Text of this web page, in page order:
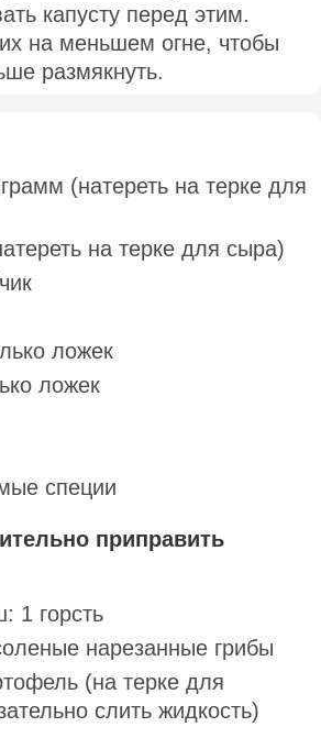
капусту перед этим.
на меньшем огне, чтобы
размякнуть.
(натереть на терке для
на терке для сыра)
ложек
ложек
специи
приправить
1 горсть
нарезанные грибы
(на терке для
слить жидкость)